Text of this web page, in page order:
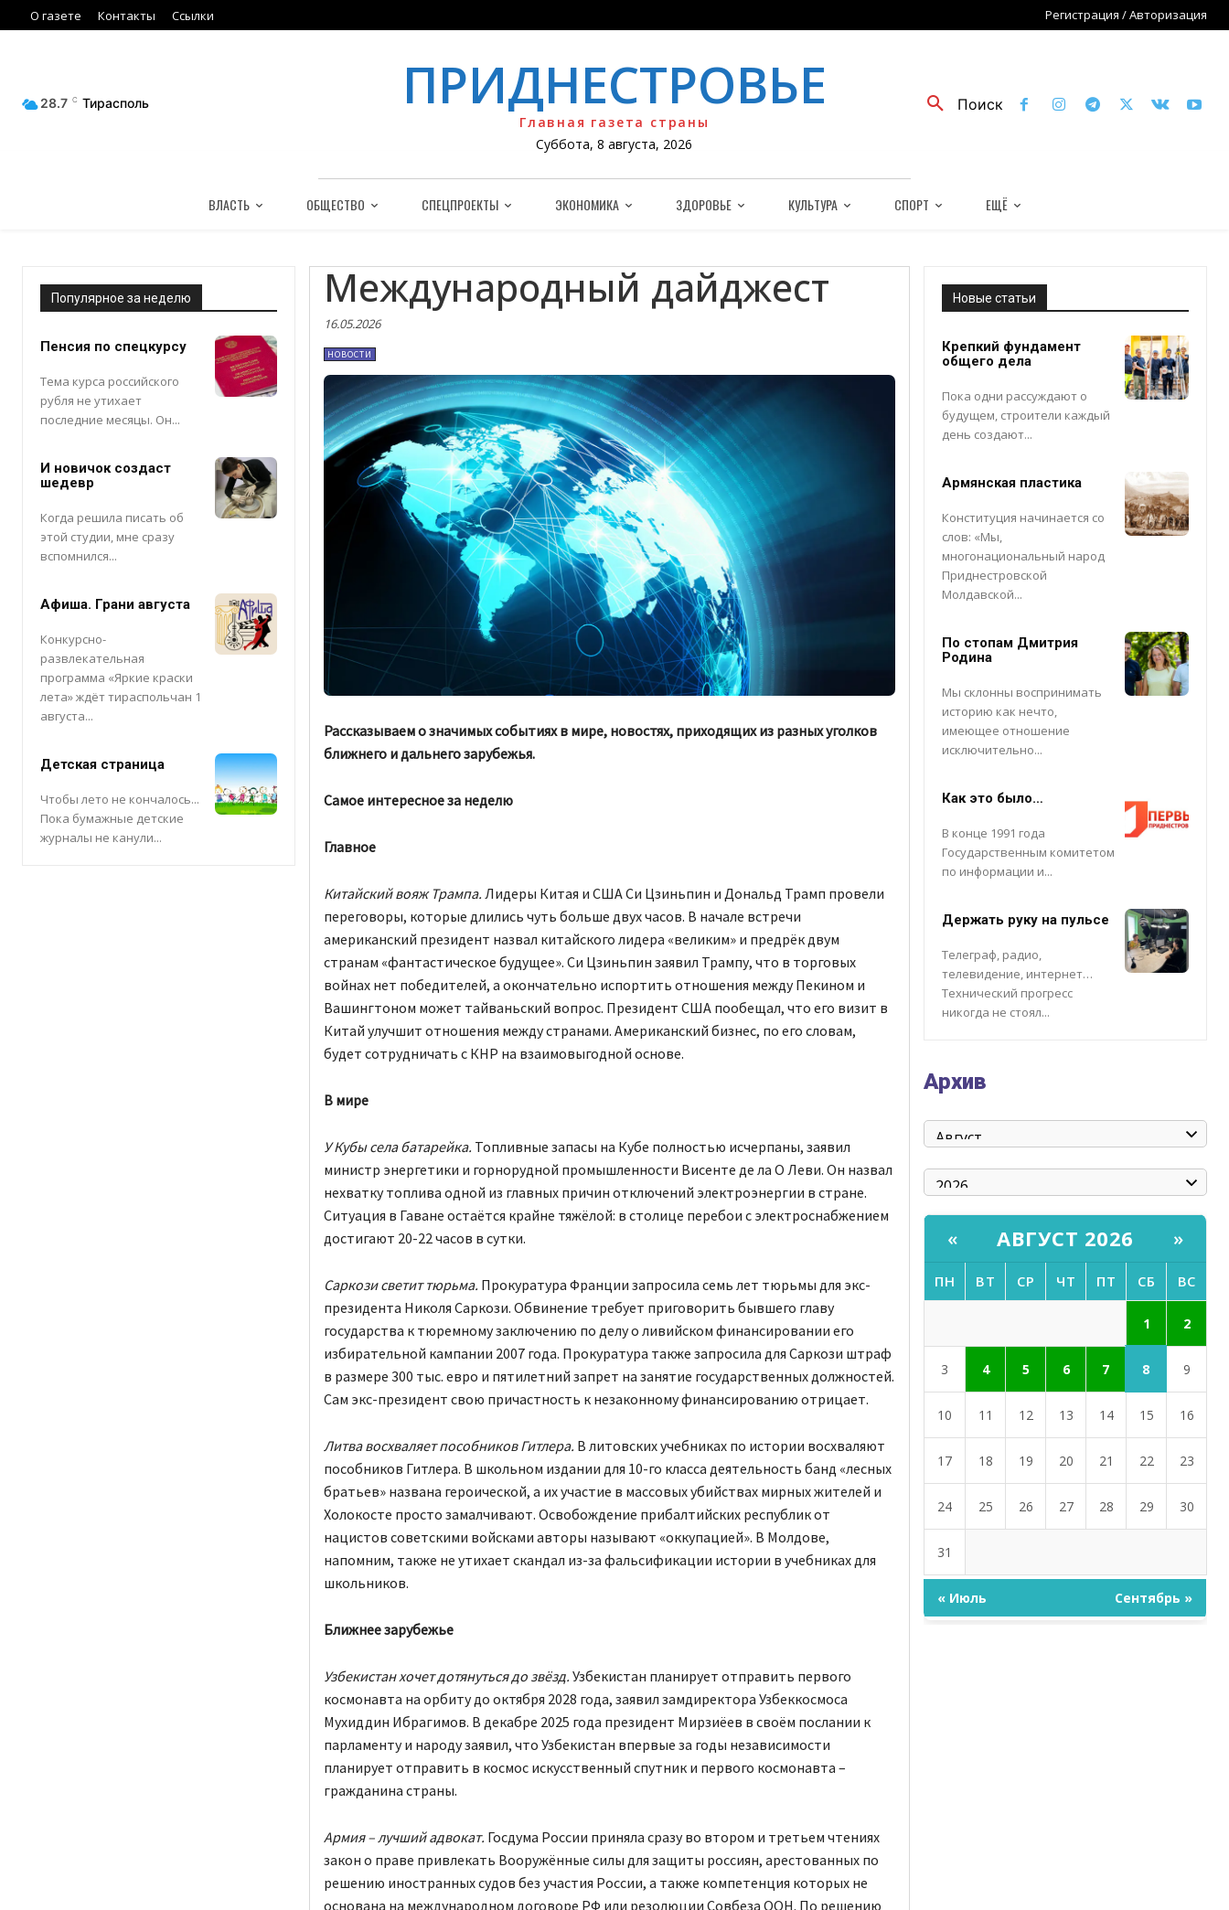
О газете Контакты Ссылки Регистрация / Авторизация
28.7 C Тирасполь ПРИДНЕСТРОВЬЕ
Главная газета страны
Суббота, 8 августа, 2026
Поиск
ВЛАСТЬ ОБЩЕСТВО СПЕЦПРОЕКТЫ ЭКОНОМИКА ЗДОРОВЬЕ КУЛЬТУРА СПОРТ ЕЩЁ
Популярное за неделю
Пенсия по спецкурсу
Тема курса российского
рубля не утихает
последние месяцы. Он...
И новичок создаст
шедевр
Когда решила писать об
этой студии, мне сразу
вспомнился...
Афиша. Грани августа
Конкурсно-
развлекательная
программа «Яркие краски
лета» ждёт тираспольчан 1
августа...
Детская страница
Чтобы лето не кончалось...
Пока бумажные детские
журналы не канули...
Международный дайджест
16.05.2026
НОВОСТИ
Рассказываем о значимых событиях в мире, новостях, приходящих из разных уголков
ближнего и дальнего зарубежья.
Самое интересное за неделю
Главное
Китайский вояж Трампа. Лидеры Китая и США Си Цзиньпин и Дональд Трамп провели
переговоры, которые длились чуть больше двух часов. В начале встречи
американский президент назвал китайского лидера «великим» и предрёк двум
странам «фантастическое будущее». Си Цзиньпин заявил Трампу, что в торговых
войнах нет победителей, а окончательно испортить отношения между Пекином и
Вашингтоном может тайваньский вопрос. Президент США пообещал, что его визит в
Китай улучшит отношения между странами. Американский бизнес, по его словам,
будет сотрудничать с КНР на взаимовыгодной основе.
В мире
У Кубы села батарейка. Топливные запасы на Кубе полностью исчерпаны, заявил
министр энергетики и горнорудной промышленности Висенте де ла О Леви. Он назвал
нехватку топлива одной из главных причин отключений электроэнергии в стране.
Ситуация в Гаване остаётся крайне тяжёлой: в столице перебои с электроснабжением
достигают 20-22 часов в сутки.
Саркози светит тюрьма. Прокуратура Франции запросила семь лет тюрьмы для экс-
президента Николя Саркози. Обвинение требует приговорить бывшего главу
государства к тюремному заключению по делу о ливийском финансировании его
избирательной кампании 2007 года. Прокуратура также запросила для Саркози штраф
в размере 300 тыс. евро и пятилетний запрет на занятие государственных должностей.
Сам экс-президент свою причастность к незаконному финансированию отрицает.
Литва восхваляет пособников Гитлера. В литовских учебниках по истории восхваляют
пособников Гитлера. В школьном издании для 10-го класса деятельность банд «лесных
братьев» названа героической, а их участие в массовых убийствах мирных жителей и
Холокосте просто замалчивают. Освобождение прибалтийских республик от
нацистов советскими войсками авторы называют «оккупацией». В Молдове,
напомним, также не утихает скандал из-за фальсификации истории в учебниках для
школьников.
Ближнее зарубежье
Узбекистан хочет дотянуться до звёзд. Узбекистан планирует отправить первого
космонавта на орбиту до октября 2028 года, заявил замдиректора Узбеккосмоса
Мухиддин Ибрагимов. В декабре 2025 года президент Мирзиёев в своём послании к
парламенту и народу заявил, что Узбекистан впервые за годы независимости
планирует отправить в космос искусственный спутник и первого космонавта –
гражданина страны.
Армия – лучший адвокат. Госдума России приняла сразу во втором и третьем чтениях
закон о праве привлекать Вооружённые силы для защиты россиян, арестованных по
решению иностранных судов без участия России, а также компетенция которых не
основана на международном договоре РФ или резолюции Совбеза ООН. По решению
Новые статьи
Крепкий фундамент
общего дела
Пока одни рассуждают о
будущем, строители каждый
день создают...
Армянская пластика
Конституция начинается со
слов: «Мы,
многонациональный народ
Приднестровской
Молдавской...
По стопам Дмитрия
Родина
Мы склонны воспринимать
историю как нечто,
имеющее отношение
исключительно...
Как это было…
В конце 1991 года
Государственным комитетом
по информации и...
Держать руку на пульсе
Телеграф, радио,
телевидение, интернет…
Технический прогресс
никогда не стоял...
Архив
« АВГУСТ 2026 »
ПН ВТ СР ЧТ ПТ СБ ВС
1 2
3 4 5 6 7 8 9
10 11 12 13 14 15 16
17 18 19 20 21 22 23
24 25 26 27 28 29 30
31
« Июль Сентябрь »